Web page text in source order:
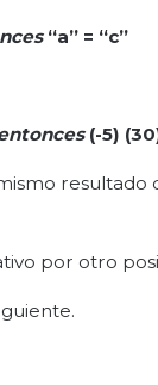
“a” = “c”
(-5)
por otro